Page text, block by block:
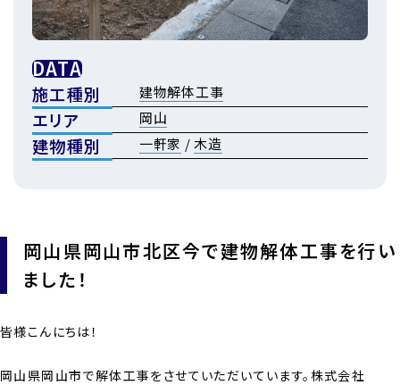
DATA
施工種別 建物解体工事
エリア 岡山
建物種別 一軒家 /木造
岡山県岡山市北区今で建物解体工事を行い
ました！
皆様こんにちは！
岡山県岡山市で解体工事をさせていただいています。株式会社